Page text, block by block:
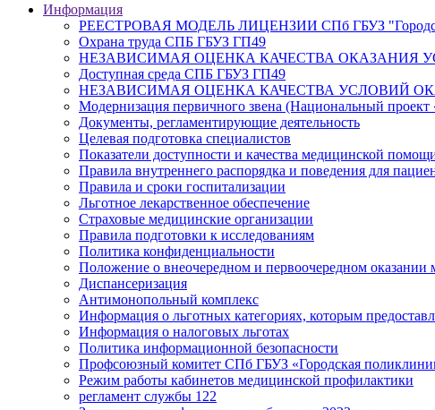
Информация
РЕЕСТРОВАЯ МОДЕЛЬ ЛИЦЕНЗИИ СПб ГБУЗ
Охрана труда СПБ ГБУЗ ГП49
НЕЗАВИСИМАЯ ОЦЕНКА КАЧЕСТВА ОКАЗАНИЯ
Доступная среда СПБ ГБУЗ ГП49
НЕЗАВИСИМАЯ ОЦЕНКА КАЧЕСТВА УСЛОВИЙ
Модернизация первичного звена (Национальный проект
Документы, регламентирующие деятельность
Целевая подготовка специалистов
Показатели доступности и качества медицинской
Правила внутреннего распорядка и поведения для
Правила и сроки госпитализации
Льготное лекарственное обеспечение
Страховые медицинские организации
Правила подготовки к исследованиям
Политика конфиденциальности
Положение о внеочередном и первоочередном
Диспансеризация
Антимонопольный комплекс
Информация о льготных категориях, которым
Информация о налоговых льготах
Политика информационной безопасности
Профсоюзный комитет СПб ГБУЗ «Городская
Режим работы кабинетов медицинской профилактики
регламент службы 122